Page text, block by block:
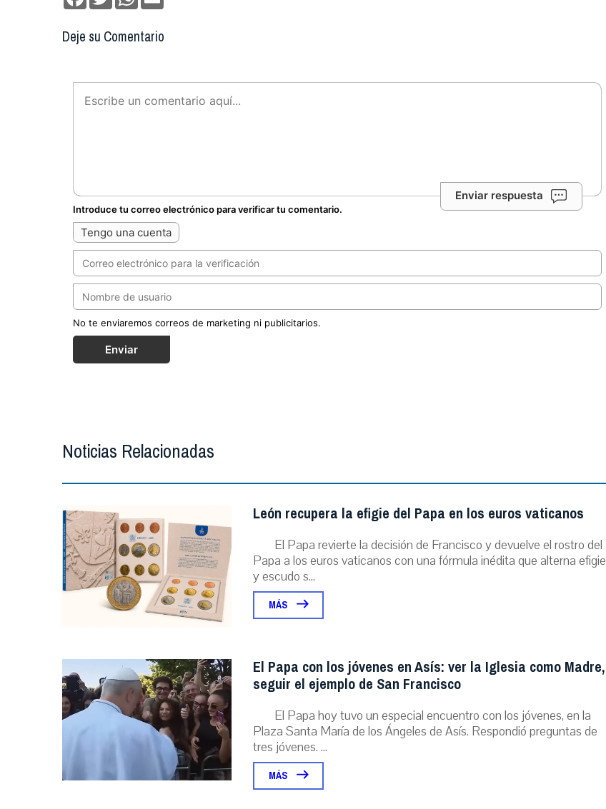
Deje su Comentario
Enviar respuesta
Introduce tu correo electrónico para verificar tu comentario.
Tengo una cuenta
No te enviaremos correos de marketing ni publicitarios.
Enviar
Noticias Relacionadas
León recupera la efigie del Papa en los euros vaticanos
El Papa revierte la decisión de Francisco y devuelve el rostro del
Papa a los euros vaticanos con una fórmula inédita que alterna efigie
y escudo s...
MÁS
El Papa con los jóvenes en Asís: ver la Iglesia como Madre,
seguir el ejemplo de San Francisco
El Papa hoy tuvo un especial encuentro con los jóvenes, en la
Plaza Santa María de los Ángeles de Asís. Respondió preguntas de
tres jóvenes. ...
MÁS